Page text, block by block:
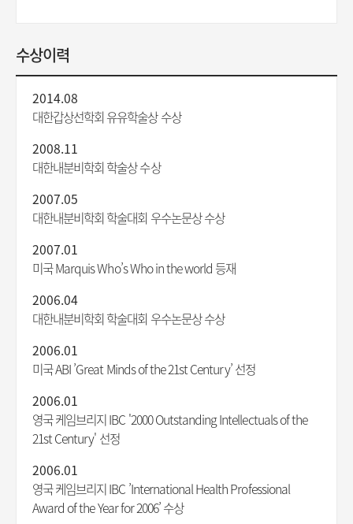
수상이력
2014.08
대한갑상선학회 유유학술상 수상
2008.11
대한내분비학회 학술상 수상
2007.05
대한내분비학회 학술대회 우수논문상 수상
2007.01
미국 Marquis Who’s Who in the world 등재
2006.04
대한내분비학회 학술대회 우수논문상 수상
2006.01
미국 ABI ’Great Minds of the 21st Century’ 선정
2006.01
영국 케임브리지 IBC '2000 Outstanding Intellectuals of the
21st Century' 선정
2006.01
영국 케임브리지 IBC ’International Health Professional
Award of the Year for 2006’ 수상